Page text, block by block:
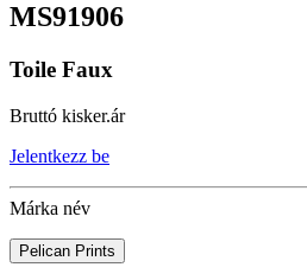
MS91906
Toile Faux
Bruttó kisker.ár
Jelentkezz be
Márka név
Pelican Prints